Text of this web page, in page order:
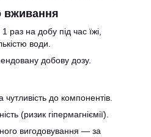
вживання
раз на добу під час їжі,
води.
добову дозу.
до компонентів.
(ризик гіпермагніємії).
вигодовування — за